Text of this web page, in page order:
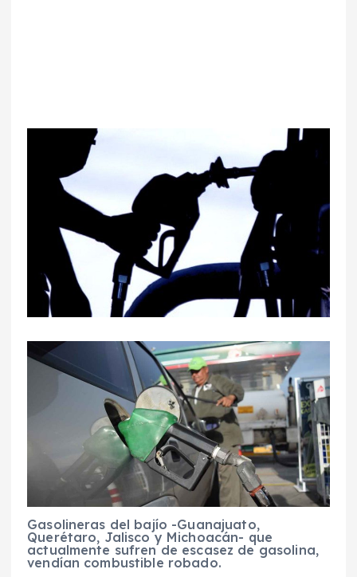
Gasolineras del bajío -Guanajuato,
Querétaro, Jalisco y Michoacán- que
actualmente sufren de escasez de gasolina,
vendían combustible robado.